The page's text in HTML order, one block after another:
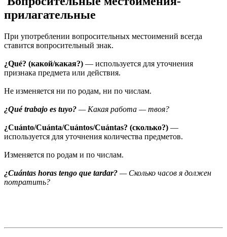
прилагательные
При употреблении вопросительных местоимений всегда
ставится вопросительный знак.
¿Qué? (какой/какая?) — используется для уточнения
признака предмета или действия.
Не изменяется ни по родам, ни по числам.
¿Qué trabajo es tuyo? — Какая работа — твоя?
¿Cuánto/Cuánta/Cuántos/Cuántas? (сколько?) —
используется для уточнения количества предметов.
Изменяется по родам и по числам.
¿Cuántas horas tengo que tardar? — Сколько часов я должен
потратить?